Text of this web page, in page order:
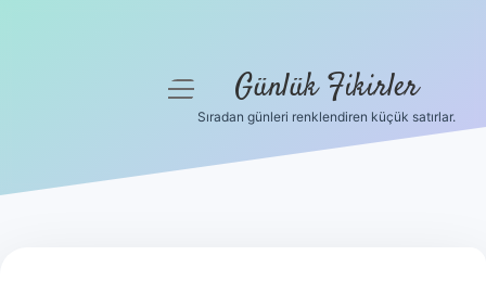
menüyü Günlük Fikirler
Sıradan günleri renklendiren küçük satırlar.